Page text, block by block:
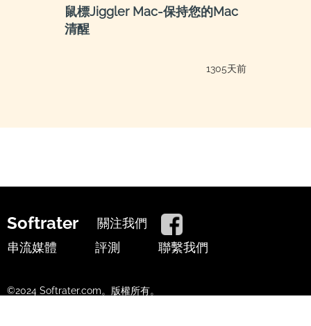
鼠標Jiggler Mac-保持您的Mac
清醒
1305天前
Softrater
關注我們
串流媒體
評測 聯繫我們
©2024 Softrater.com。版權所有。